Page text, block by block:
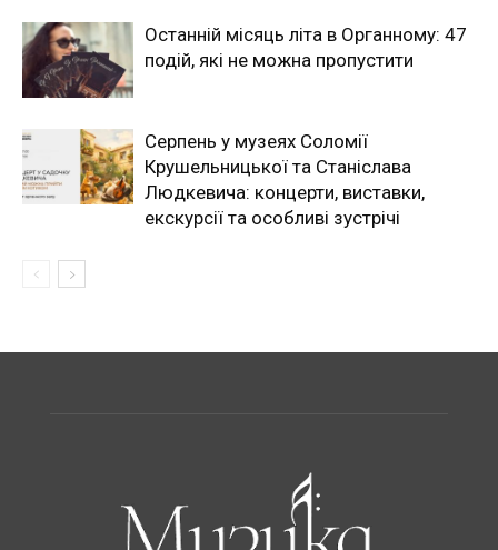
Останній місяць літа в Органному: 47
подій, які не можна пропустити
Серпень у музеях Соломії
Крушельницької та Станіслава
Людкевича: концерти, виставки,
екскурсії та особливі зустрічі